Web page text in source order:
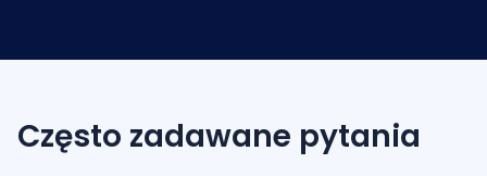
Często zadawane pytania